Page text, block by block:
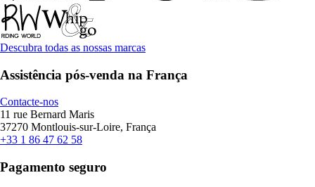
Descubra todas as nossas marcas
Assistência pós-venda na França
Contacte-nos
11 rue Bernard Maris
37270 Montlouis-sur-Loire, França
+33 1 86 47 62 58
Pagamento seguro